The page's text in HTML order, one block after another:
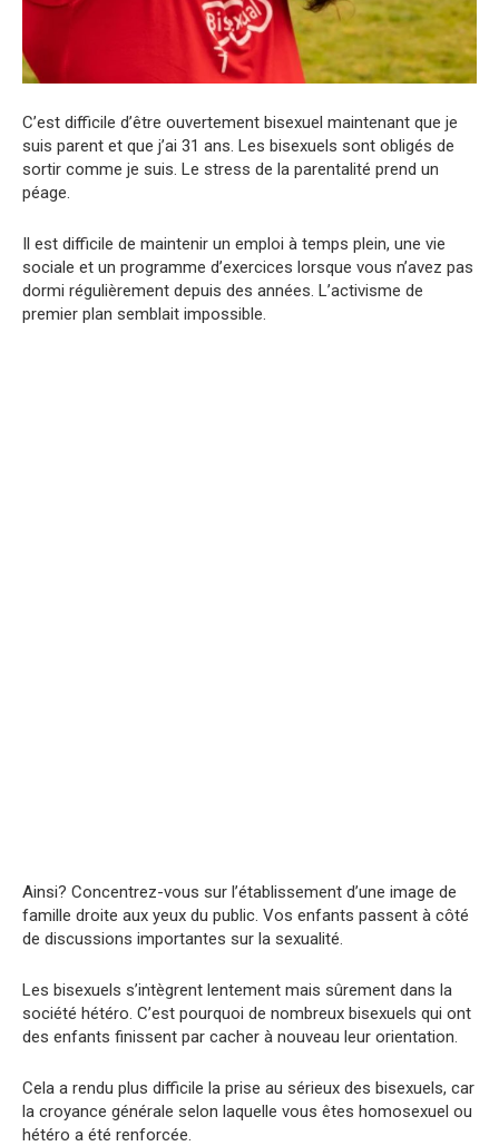
C’est difficile d’être ouvertement bisexuel maintenant que je
suis parent et que j’ai 31 ans. Les bisexuels sont obligés de
sortir comme je suis. Le stress de la parentalité prend un
péage.
Il est difficile de maintenir un emploi à temps plein, une vie
sociale et un programme d’exercices lorsque vous n’avez pas
dormi régulièrement depuis des années. L’activisme de
premier plan semblait impossible.
Ainsi? Concentrez-vous sur l’établissement d’une image de
famille droite aux yeux du public. Vos enfants passent à côté
de discussions importantes sur la sexualité.
Les bisexuels s’intègrent lentement mais sûrement dans la
société hétéro. C’est pourquoi de nombreux bisexuels qui ont
des enfants finissent par cacher à nouveau leur orientation.
Cela a rendu plus difficile la prise au sérieux des bisexuels, car
la croyance générale selon laquelle vous êtes homosexuel ou
hétéro a été renforcée.